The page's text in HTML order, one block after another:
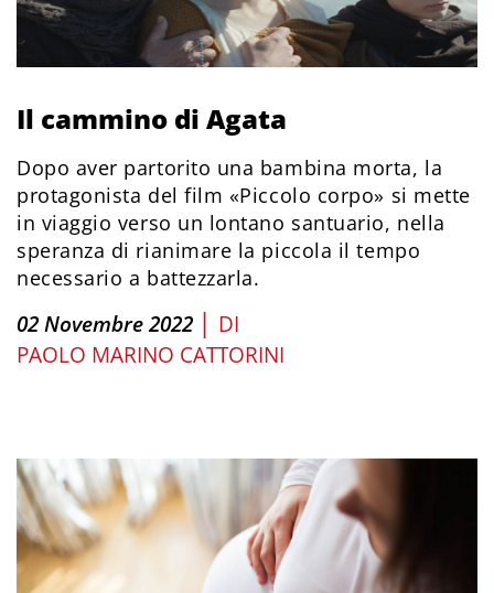
Il cammino di Agata
Dopo aver partorito una bambina morta, la
protagonista del film «Piccolo corpo» si mette
in viaggio verso un lontano santuario, nella
speranza di rianimare la piccola il tempo
necessario a battezzarla.
02 Novembre 2022 | DI
PAOLO MARINO CATTORINI